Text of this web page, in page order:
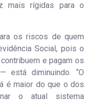
mais rígidas para o
os riscos de quem
Social, pois o
e pagam os
está diminuindo. “O
é maior do que o dos
o atual sistema